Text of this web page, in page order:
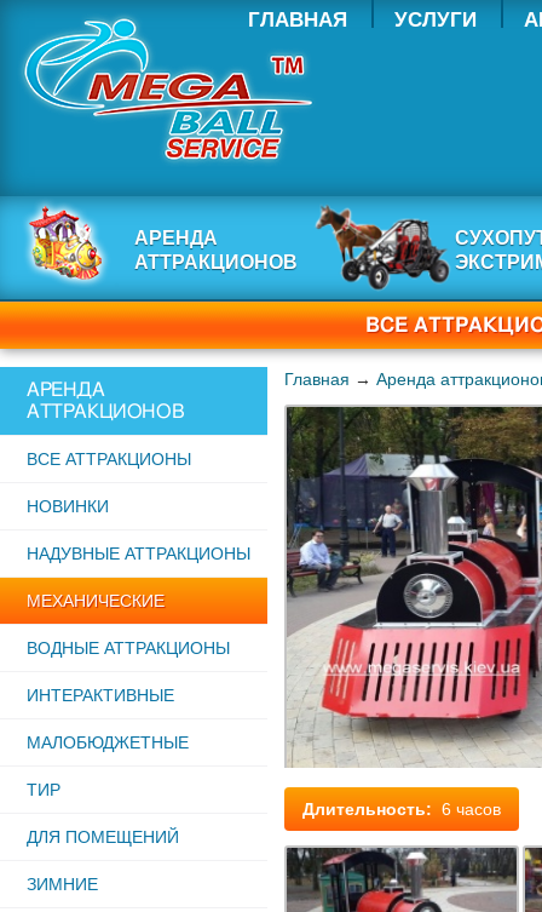
ГЛАВНАЯ УСЛУГИ
АРЕНДА
АТТРАКЦИОНОВ
ВСЕ
АРЕНДА
АТТРАКЦИОНОВ
ВСЕ АТТРАКЦИОНЫ
НОВИНКИ
НАДУВНЫЕ АТТРАКЦИОНЫ
МЕХАНИЧЕСКИЕ
ВОДНЫЕ АТТРАКЦИОНЫ
ИНТЕРАКТИВНЫЕ
МАЛОБЮДЖЕТНЫЕ
ТИР
ДЛЯ ПОМЕЩЕНИЙ
ЗИМНИЕ
Главная → Аренда
Длительность: 6 часов